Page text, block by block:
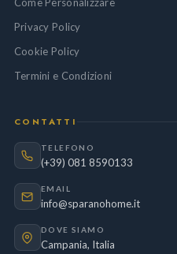
Privacy Policy
Cookie Policy
Termini e Condizioni
CONTATTI
TELEFONO
(+39) 081 8590133
EMAIL
info@sparanohome.it
DOVE SIAMO
Campania, Italia